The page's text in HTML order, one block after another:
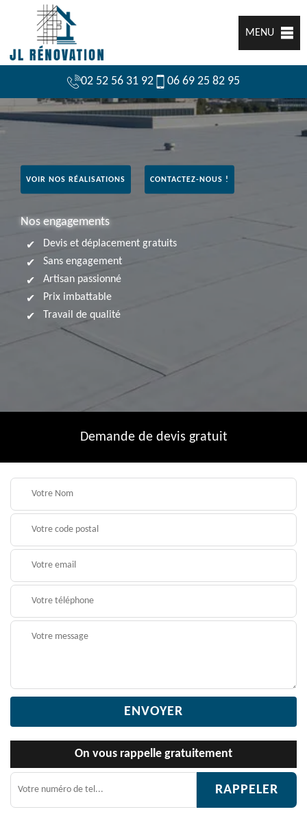
MENU
02 52 56 31 92 06 69 25 82 95
VOIR NOS RÉALISATIONS CONTACTEZ-NOUS !
Nos engagements
Devis et déplacement gratuits
Sans engagement
Artisan passionné
Prix imbattable
Travail de qualité
Demande de devis gratuit
On vous rappelle gratuitement